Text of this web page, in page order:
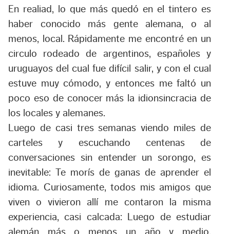
En realiad, lo que más quedó en el tintero es
haber conocido más gente alemana, o al
menos, local. Rápidamente me encontré en un
circulo rodeado de argentinos, españoles y
uruguayos del cual fue difícil salir, y con el cual
estuve muy cómodo, y entonces me faltó un
poco eso de conocer más la idionsincracia de
los locales y alemanes.
Luego de casi tres semanas viendo miles de
carteles y escuchando centenas de
conversaciones sin entender un sorongo, es
inevitable: Te morís de ganas de aprender el
idioma. Curiosamente, todos mis amigos que
viven o vivieron allí me contaron la misma
experiencia, casi calcada: Luego de estudiar
alemán más o menos un año y medio,